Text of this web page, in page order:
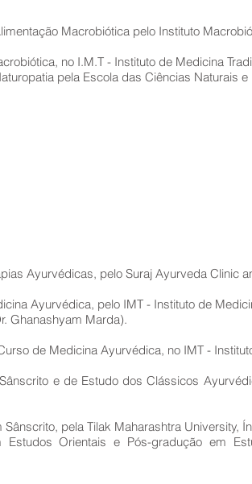
Macrobiótica pelo Instituto
no I.M.T - Instituto de Medicina
pela Escola das Ciências Naturais
Ayurvédicas, pelo Suraj Ayurveda Clinic
Ayurvédica, pelo IMT - Instituto de
Ghanashyam Marda).
de Medicina Ayurvédica, no IMT -
e de Estudo dos Clássicos
Sânscrito, pela Tilak Maharashtra University,
Estudos Orientais e Pós-gradução em